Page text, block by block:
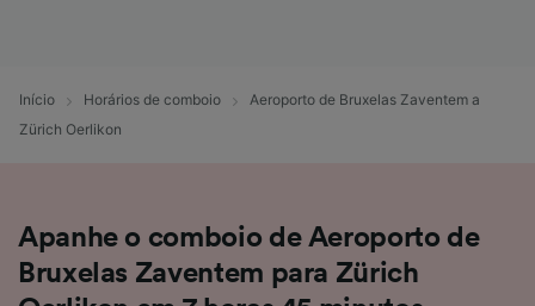
Início Horários de comboio
Aeroporto de Bruxelas Zaventem a
Zürich Oerlikon
Apanhe o comboio de Aeroporto de
Bruxelas Zaventem para Zürich